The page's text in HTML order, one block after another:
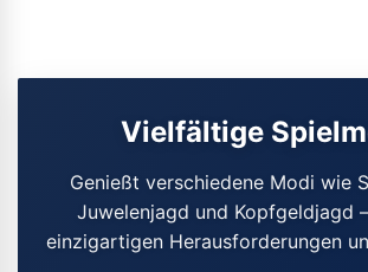
Vielfältige
Genießt verschiedene Modi wie
Juwelenjagd und Kopfgeldjagd
einzigartigen Herausforderungen